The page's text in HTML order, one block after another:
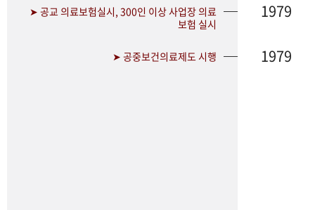
➤ 공교 의료보험실시, 300인 이상 사업장 의료
보험 실시
1979
➤ 공중보건의료제도 시행 1979